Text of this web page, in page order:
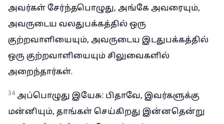
அவர்கள் சேர்ந்தபொழுது, அங்கே அவரையும்,
அவருடைய வலதுபக்கத்தில் ஒரு
குற்றவாளியையும், அவருடைய இடதுபக்கத்தில்
ஒரு குற்றவாளியையும் சிலுவைகளில்
அறைந்தார்கள்.
34 அப்பொழுது இயேசு: பிதாவே, இவர்களுக்கு
மன்னியும், தாங்கள் செய்கிறது இன்னதென்று